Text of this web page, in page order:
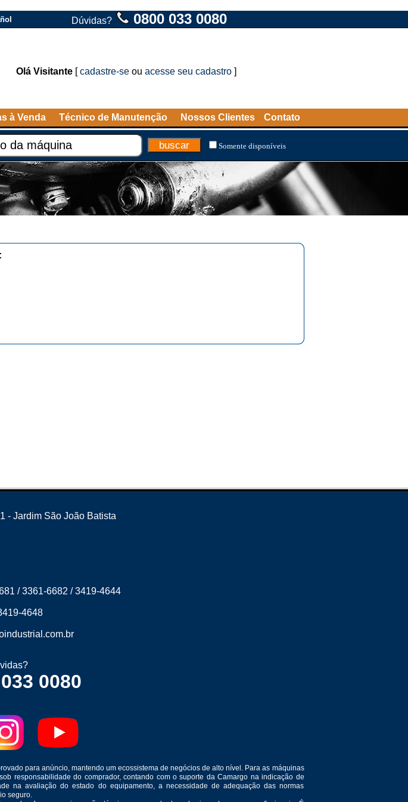
Dúvidas? 0800 033 0080
Olá Visitante [cadastre-se ou acesse seu cadastro ]
à Venda Técnico de Manutenção Nossos Clientes Contato
Somente disponíveis
- Jardim São João Batista
/3361-6682 /3419-4644
4648
0080
para anúncio, mantendo um ecossistema de negócios de alto nível. Para as máquinas
responsabilidade do comprador, contando com o suporte da Camargo na indicação de
na avaliação do estado do equipamento, a necessidade de adequação das normas
seguro.